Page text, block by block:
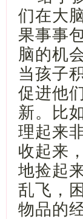
们在大
果事事
脑的机
当孩子
促进他
新。比
理起来
收起来
地捡起
乱飞，
物品的